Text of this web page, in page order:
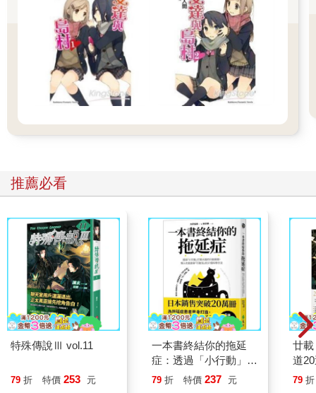
推薦必看
特殊傳說Ⅲ vol.11
79 折 特價 253 元
一本書終結你的拖延
症：透過「小行動」打
開大腦的行動開關，懶
79 折 特價 237 元
廿
道
79 折